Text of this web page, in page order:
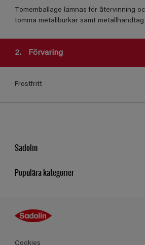
Tomemballage lämnas för återvinning
tomma metallburkar samt
2. Förvaring
Frostfritt
Sadolin
Populära kategorier
Kulörer
Produkter
Cookies